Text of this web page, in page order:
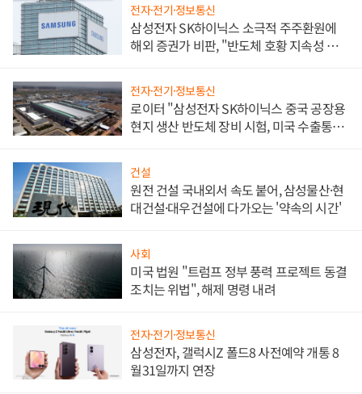
전자·전기·정보통신
삼성전자 SK하이닉스 소극적 주주환원에
해외 증권가 비판, "반도체 호황 지속성 의
전자·전기·정보통신
로이터 "삼성전자 SK하이닉스 중국 공장용
현지 생산 반도체 장비 시험, 미국 수출통제
건설
원전 건설 국내외서 속도 붙어, 삼성물산·현
대건설·대우건설에 다가오는 '약속의 시간'
사회
미국 법원 "트럼프 정부 풍력 프로젝트 동결
조치는 위법", 해제 명령 내려
전자·전기·정보통신
삼성전자, 갤럭시Z 폴드8 사전예약 개통 8
월31일까지 연장